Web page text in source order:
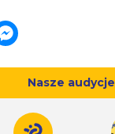
Nasze audycje